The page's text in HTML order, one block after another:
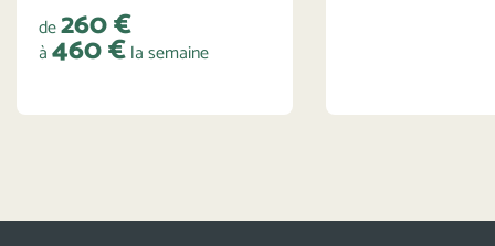
de260 €
à460 €la semaine